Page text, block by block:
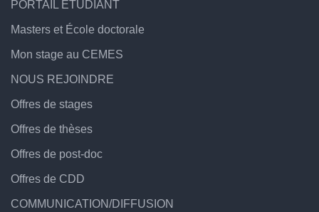
PORTAIL ÉTUDIANT
Masters et École doctorale
Mon stage au CEMES
NOUS REJOINDRE
Offres de stages
Offres de thèses
Offres de post-doc
Offres de CDD
COMMUNICATION/DIFFUSION